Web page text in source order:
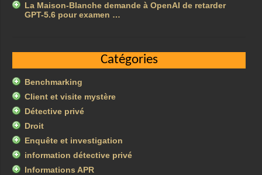
La Maison-Blanche demande à OpenAI de retarder
GPT-5.6 pour examen …
Catégories
Benchmarking
Client et visite mystère
Détective privé
Droit
Enquête et investigation
information détective privé
Informations APR